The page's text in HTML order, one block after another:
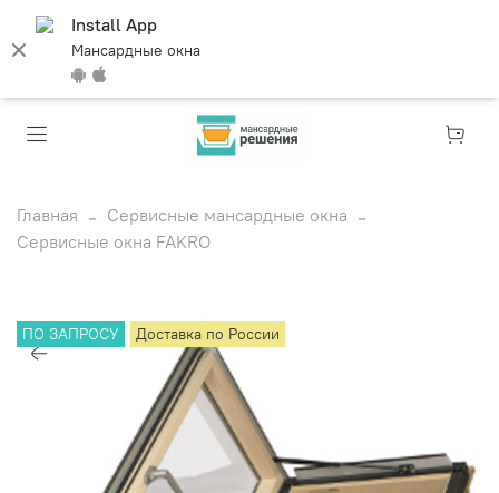
Install App
Мансардные окна
Главная
Сервисные мансардные окна
Сервисные окна FAKRO
ПО ЗАПРОСУ Доставка по России